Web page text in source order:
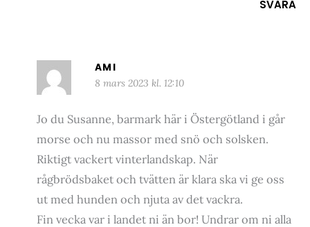
SVARA
AMI
8 mars 2023 kl. 12:10
Jo du Susanne, barmark här i Östergötland i går
morse och nu massor med snö och solsken.
Riktigt vackert vinterlandskap. När
rågbrödsbaket och tvätten är klara ska vi ge oss
ut med hunden och njuta av det vackra.
Fin vecka var i landet ni än bor! Undrar om ni alla